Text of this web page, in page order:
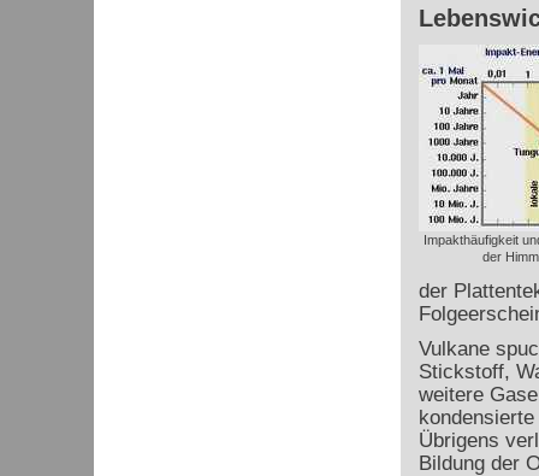
Impakthäufigkeit
der
der
Vulkane
Stickstoff,
weitere
Übrigens
Bildung der